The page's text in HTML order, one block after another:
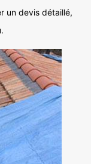
un devis détaillé,